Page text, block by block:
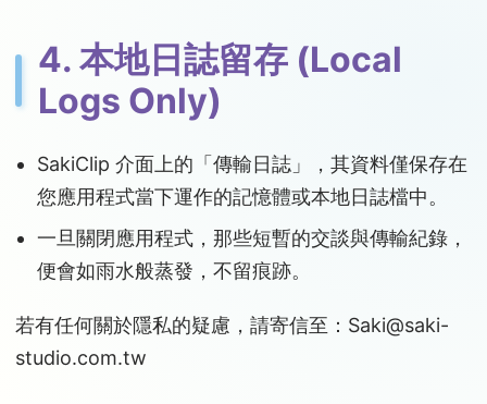
4. 本地日誌留存 (Local
Logs Only)
SakiClip 介面上的「傳輸日誌」，其資料僅保存在
您應用程式當下運作的記憶體或本地日誌檔中。
一旦關閉應用程式，那些短暫的交談與傳輸紀錄，
便會如雨水般蒸發，不留痕跡。
若有任何關於隱私的疑慮，請寄信至： Saki@saki-
studio.com.tw